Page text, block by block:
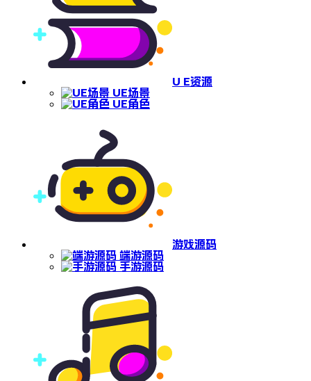
U E资源
UE场景
UE角色
游戏源码
端游源码
手游源码